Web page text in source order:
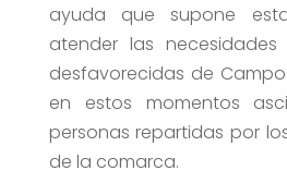
ayuda que supone
atender las
desfavorecidas de
en estos momentos
personas repartidas por
de la comarca.